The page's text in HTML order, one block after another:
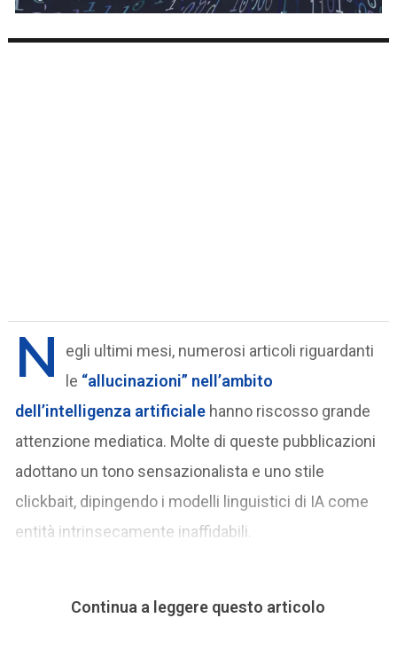
N
egli ultimi mesi, numerosi articoli riguardanti
le “allucinazioni” nell’ambito
dell’intelligenza artificiale hanno riscosso grande
attenzione mediatica. Molte di queste pubblicazioni
adottano un tono sensazionalista e uno stile
clickbait, dipingendo i modelli linguistici di IA come
entità intrinsecamente inaffidabili.
Continua a leggere questo articolo